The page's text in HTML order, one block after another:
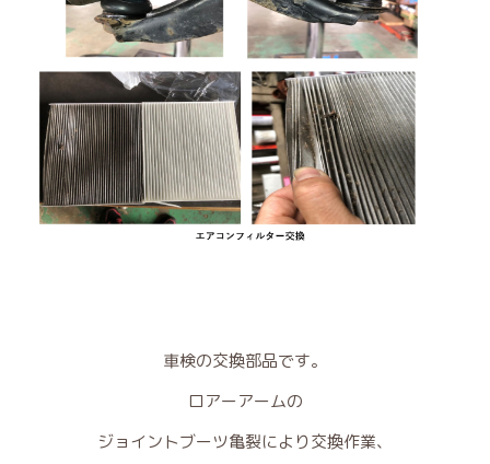
車検の交換部品です。
ロアーアームの
ジョイントブーツ亀裂により交換作業、